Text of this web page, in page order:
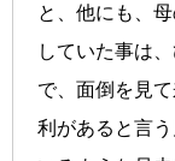
と、他にも、
していた事は
で、面倒を見
利があると言